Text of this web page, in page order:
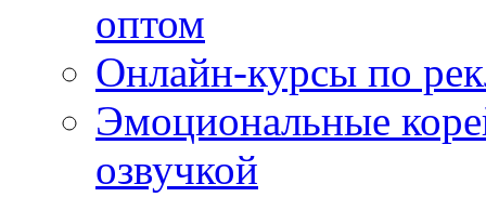
оптом
Онлайн-курсы по
Эмоциональные
озвучкой